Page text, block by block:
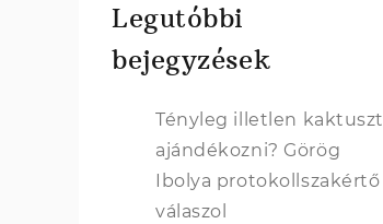
Legutóbbi
bejegyzések
Tényleg illetlen kaktuszt
ajándékozni? Görög
Ibolya protokollszakértő
válaszol